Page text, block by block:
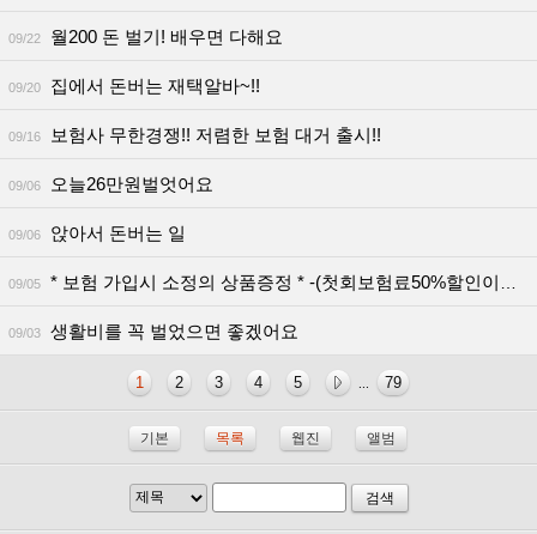
09/22 월200 돈 벌기! 배우면 다해요
09/20 집에서 돈버는 재택알바~!!
09/16 보험사 무한경쟁!! 저렴한 보험 대거 출시!!
09/06 오늘26만원벌엇어요
09/06 앉아서 돈버는 일
09/05 * 보험 가입시 소정의 상품증정 * -(첫회보험료50%할인이벤트)
09/03 생활비를 꼭 벌었으면 좋겠어요
1 2 3 4 5 ... 79
기본 목록 웹진 앨범
검색